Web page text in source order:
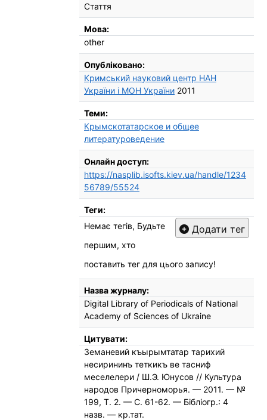
Стаття
Мова:
other
Опубліковано:
Кримський науковий центр НАН
України і МОН України 2011
Теми:
Крымскотатарское и общее
литературоведение
Онлайн доступ:
https://nasplib.isofts.kiev.ua/handle/1234
56789/55524
Теги:
Додати тег
Немає тегів, Будьте
першим, хто
поставить тег для цього запису!
Назва журналу:
Digital Library of Periodicals of National
Academy of Sciences of Ukraine
Цитувати:
Земаневий къырымтатар тарихий
несирининъ теткикъ ве тасниф
меселелери / Ш.Э. Юнусов // Культура
народов Причерноморья. — 2011. — №
199, Т. 2. — С. 61-62. — Бібліогр.: 4
назв. — кр.тат.